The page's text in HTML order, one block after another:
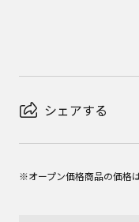
シェアする
※オープン価格商品の価格